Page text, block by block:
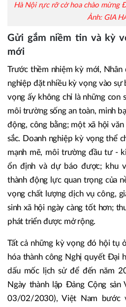
Hà Nội rực rỡ cờ hoa chào mừng
Ảnh: GIA
Gửi gắm niềm tin và kỳ
mới
Trước thềm nhiệm kỳ mới, Nhân
nghiệp đặt nhiều kỳ vọng vào sự
vọng ấy không chỉ là những con
môi trường sống an toàn, minh
động, công bằng; một xã hội văn
sắc. Doanh nghiệp kỳ vọng thể
mạnh mẽ, môi trường đầu tư -
ổn định và dự báo được; khu
thành động lực quan trọng của
vọng chất lượng dịch vụ công,
sinh xã hội ngày càng tốt hơn;
phát triển được mở rộng.
Tất cả những kỳ vọng đó hội tụ
hóa thành công Nghị quyết Đại
dấu mốc lịch sử để đến năm
Ngày thành lập Đảng Cộng
03/02/2030), Việt Nam bước